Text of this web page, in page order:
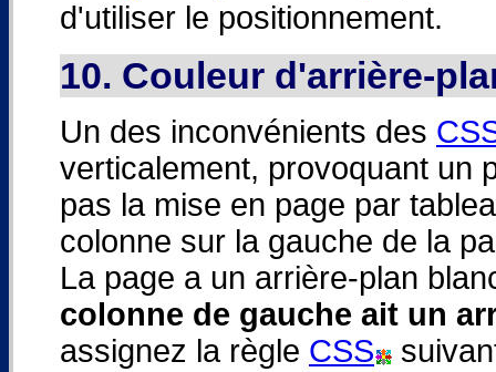
d'utiliser le positionnement.
10. Couleur d'arrière-
Un des inconvénients des
verticalement, provoquant un
pas la mise en page par
colonne sur la gauche de la
La page a un arrière-plan
colonne de gauche ait un
assignez la règle CSS